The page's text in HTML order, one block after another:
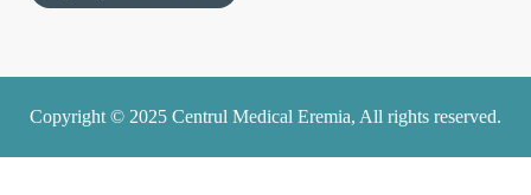
Copyright © 2025 Centrul Medical Eremia, All rights reserved.